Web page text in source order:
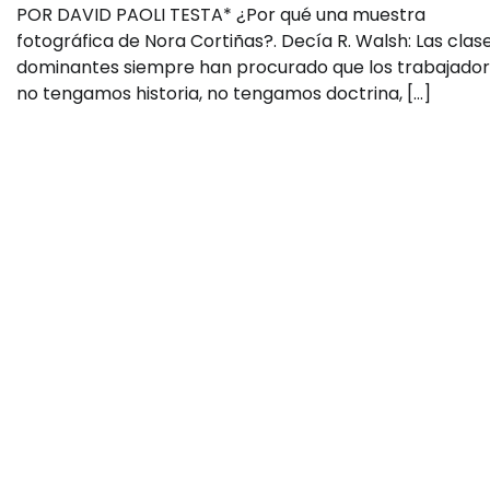
POR DAVID PAOLI TESTA* ¿Por qué una muestra
fotográfica de Nora Cortiñas?. Decía R. Walsh: Las
dominantes siempre han procurado que los
no tengamos historia, no tengamos doctrina, […]